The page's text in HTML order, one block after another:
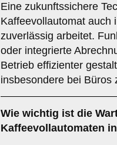
Eine zukunftssichere
Kaffeevollautomat auch
zuverlässig arbeitet.
oder integrierte
Betrieb effizienter
insbesondere bei Büros
Wie wichtig ist die
Kaffeevollautomaten